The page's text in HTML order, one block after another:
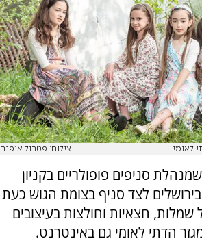
לאומי צילום: פטרול אופנה
סניפים פופולריים בקניון
לצד סניף בצומת הגוש כעת
שמלות, חצאיות וחולצות בעיצובים
הדתי לאומי גם באינטרנט.